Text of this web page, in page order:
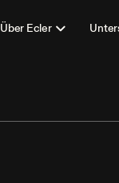
Über Ecler